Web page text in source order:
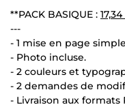
**PACK BASIQUE :
---
- 1 mise en page
- Photo incluse.
- 2 couleurs et
- 2 demandes de
- Livraison aux formats